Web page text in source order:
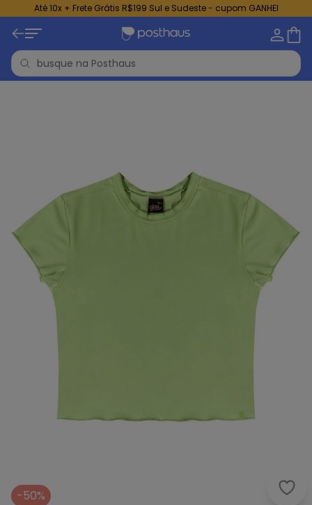
Até 10x + Frete Grátis R$199 Sul e Sudeste - cupom GANHEI
-50%